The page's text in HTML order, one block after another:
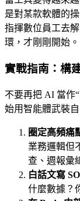
是對某款軟體的
指揮數位員工去
環，才剛剛開始。
實戰指南：構
不要再把 AI 當作
始用智能體武裝自
圈定高頻痛
業務邏輯但
查、週報彙
白話文寫
什麼數據？